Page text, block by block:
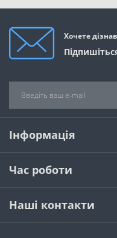
Хочете
Інформація
Час роботи
Наші контакти